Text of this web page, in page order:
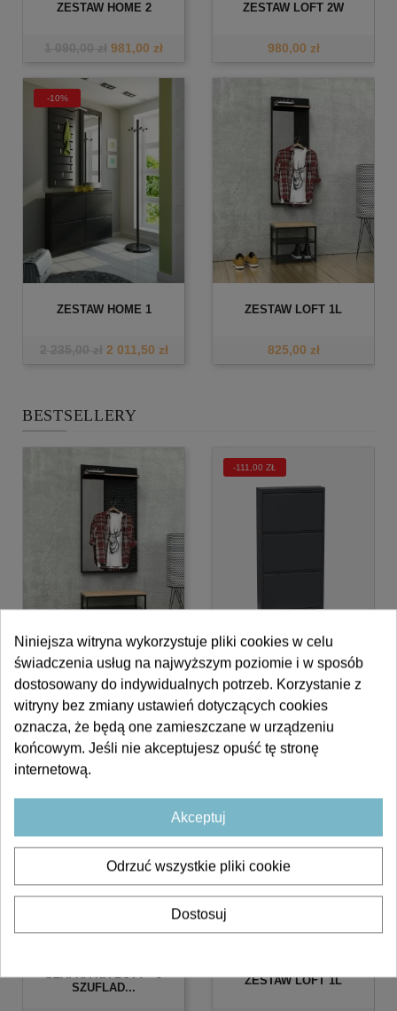
ZESTAW HOME 2
981,00 zł
ZESTAW LOFT 2W
980,00 zł
-10%
ZESTAW HOME 1
2 011,50 zł
ZESTAW LOFT 1L
825,00 zł
BESTSELLERY
ZESTAW LOFT 2L
1 035,00 zł
-111,00 ZŁ
SZAFKA NA BUTY - 3
SZUFLADY...
710,00 zł 599,00 zł
-76,00 ZŁ
SZAFKA NA BUTY - 5
SZUFLAD...
ZESTAW LOFT 1L
Niniejsza witryna wykorzystuje pliki cookies w celu
świadczenia usług na najwyższym poziomie i w sposób
dostosowany do indywidualnych potrzeb. Korzystanie z
witryny bez zmiany ustawień dotyczących cookies
oznacza, że będą one zamieszczane w urządzeniu
końcowym. Jeśli nie akceptujesz opuść tę stronę
internetową.
Akceptuj
Odrzuć wszystkie pliki cookie
Dostosuj